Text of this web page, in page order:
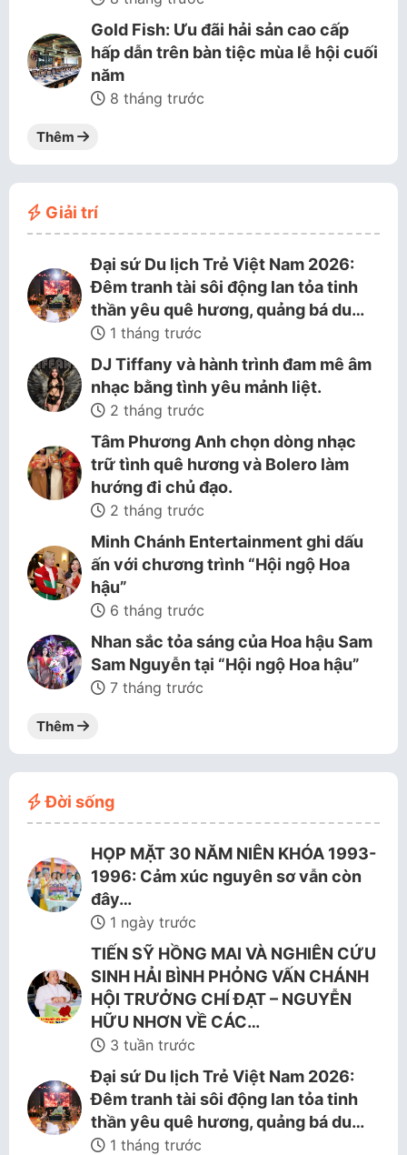
Gold Fish: Ưu đãi hải sản cao cấp
hấp dẫn trên bàn tiệc mùa lễ hội cuối
năm
8 tháng trước
Thêm
Giải trí
Đại sứ Du lịch Trẻ Việt Nam 2026:
Đêm tranh tài sôi động lan tỏa tinh
thần yêu quê hương, quảng bá du…
1 tháng trước
DJ Tiffany và hành trình đam mê âm
nhạc bằng tình yêu mảnh liệt.
2 tháng trước
Tâm Phương Anh chọn dòng nhạc
trữ tình quê hương và Bolero làm
hướng đi chủ đạo.
2 tháng trước
Minh Chánh Entertainment ghi dấu
ấn với chương trình “Hội ngộ Hoa
hậu”
6 tháng trước
Nhan sắc tỏa sáng của Hoa hậu Sam
Sam Nguyễn tại “Hội ngộ Hoa hậu”
7 tháng trước
Thêm
Đời sống
HỌP MẶT 30 NĂM NIÊN KHÓA 1993-
1996: Cảm xúc nguyên sơ vẫn còn
đây…
1 ngày trước
TIẾN SỸ HỒNG MAI VÀ NGHIÊN CỨU
SINH HẢI BÌNH PHỎNG VẤN CHÁNH
HỘI TRƯỞNG CHÍ ĐẠT – NGUYỄN
HỮU NHƠN VỀ CÁC…
3 tuần trước
Đại sứ Du lịch Trẻ Việt Nam 2026:
Đêm tranh tài sôi động lan tỏa tinh
thần yêu quê hương, quảng bá du…
1 tháng trước